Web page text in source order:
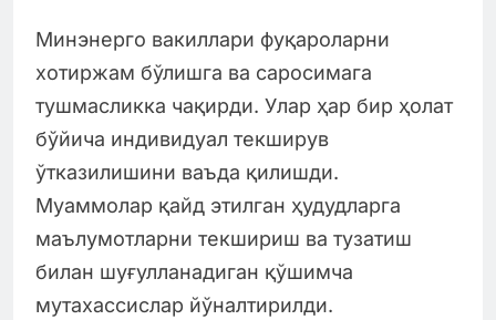
Минэнерго вакиллари фуқароларни
хотиржам бўлишга ва саросимага
тушмасликка чақирди. Улар ҳар бир ҳолат
бўйича индивидуал текширув
ўтказилишини ваъда қилишди.
Муаммолар қайд этилган ҳудудларга
маълумотларни текшириш ва тузатиш
билан шуғулланадиган қўшимча
мутахассислар йўналтирилди.